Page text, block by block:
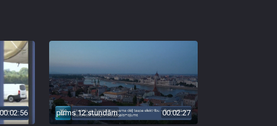
00:02:56 pirms 12 stundām 00:02:27